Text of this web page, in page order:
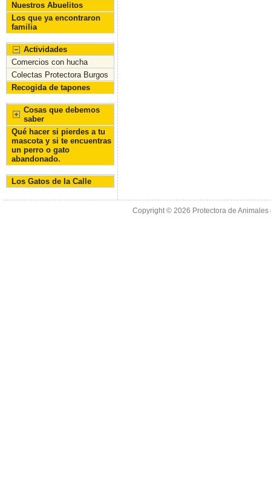
Nuestros Abuelitos
Los que ya encontraron
familia
Actividades
Comercios con hucha
Colectas Protectora Burgos
Recogida de tapones
Cosas que debemos
saber
Qué hacer si pierdes a tu
mascota y si te encuentras
un perro o gato
abandonado.
Los Gatos de la Calle
Copyright © 2026 Protectora de Animales